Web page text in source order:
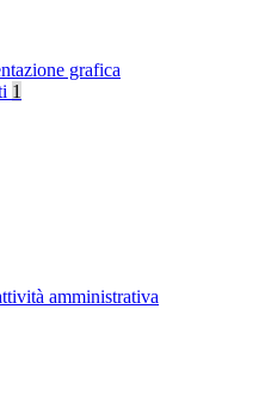
grafica
1
amministrativa